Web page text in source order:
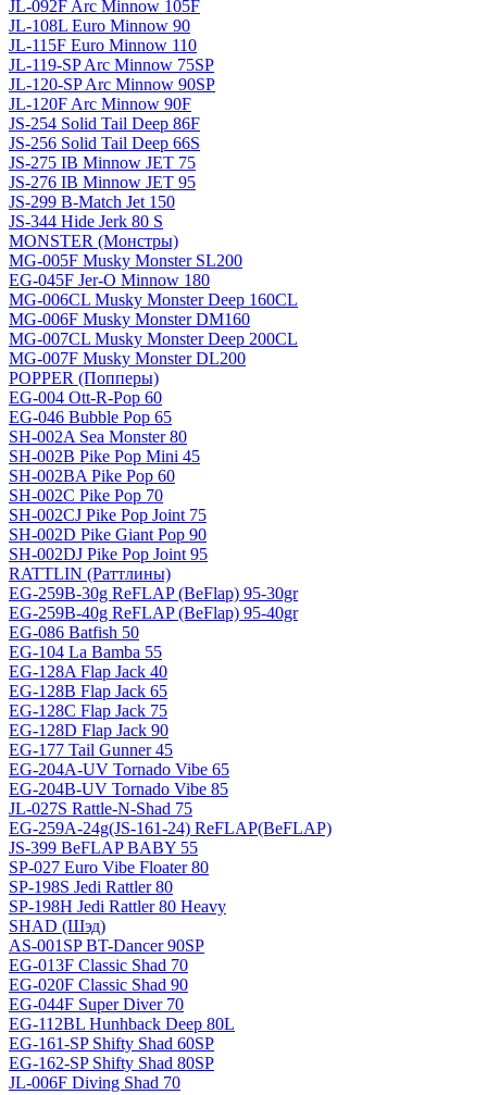
JL-092F Arc Minnow 105F
JL-108L Euro Minnow 90
JL-115F Euro Minnow 110
JL-119-SP Arc Minnow 75SP
JL-120-SP Arc Minnow 90SP
JL-120F Arc Minnow 90F
JS-254 Solid Tail Deep 86F
JS-256 Solid Tail Deep 66S
JS-275 IB Minnow JET 75
JS-276 IB Minnow JET 95
JS-299 B-Match Jet 150
JS-344 Hide Jerk 80 S
MONSTER (Монстры)
MG-005F Musky Monster SL200
EG-045F Jer-O Minnow 180
MG-006CL Musky Monster Deep 160CL
MG-006F Musky Monster DM160
MG-007CL Musky Monster Deep 200CL
MG-007F Musky Monster DL200
POPPER (Попперы)
EG-004 Ott-R-Pop 60
EG-046 Bubble Pop 65
SH-002A Sea Monster 80
SH-002B Pike Pop Mini 45
SH-002BA Pike Pop 60
SH-002C Pike Pop 70
SH-002CJ Pike Pop Joint 75
SH-002D Pike Giant Pop 90
SH-002DJ Pike Pop Joint 95
RATTLIN (Раттлины)
EG-259B-30g ReFLAP (BeFlap) 95-30gr
EG-259B-40g ReFLAP (BeFlap) 95-40gr
EG-086 Batfish 50
EG-104 La Bamba 55
EG-128A Flap Jack 40
EG-128B Flap Jack 65
EG-128C Flap Jack 75
EG-128D Flap Jack 90
EG-177 Tail Gunner 45
EG-204A-UV Tornado Vibe 65
EG-204B-UV Tornado Vibe 85
JL-027S Rattle-N-Shad 75
EG-259A-24g(JS-161-24) ReFLAP(BeFLAP)
JS-399 BeFLAP BABY 55
SP-027 Euro Vibe Floater 80
SP-198S Jedi Rattler 80
SP-198H Jedi Rattler 80 Heavy
SHAD (Шэд)
AS-001SP BT-Dancer 90SP
EG-013F Classic Shad 70
EG-020F Classic Shad 90
EG-044F Super Diver 70
EG-112BL Hunhback Deep 80L
EG-161-SP Shifty Shad 60SP
EG-162-SP Shifty Shad 80SP
JL-006F Diving Shad 70